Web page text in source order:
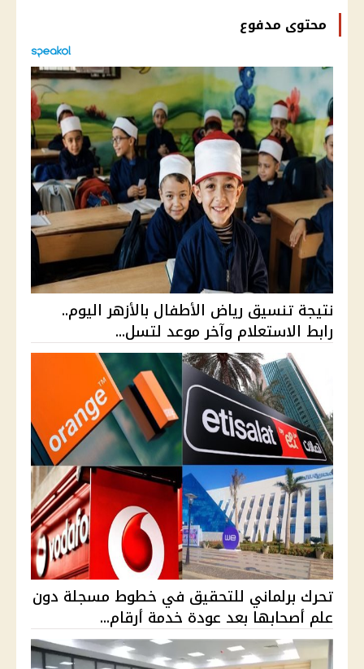
محتوى مدفوع
نتيجة تنسيق رياض الأطفال بالأزهر اليوم..
رابط الاستعلام وآخر موعد لتسل...
تحرك برلماني للتحقيق في خطوط مسجلة دون
علم أصحابها بعد عودة خدمة أرقام...